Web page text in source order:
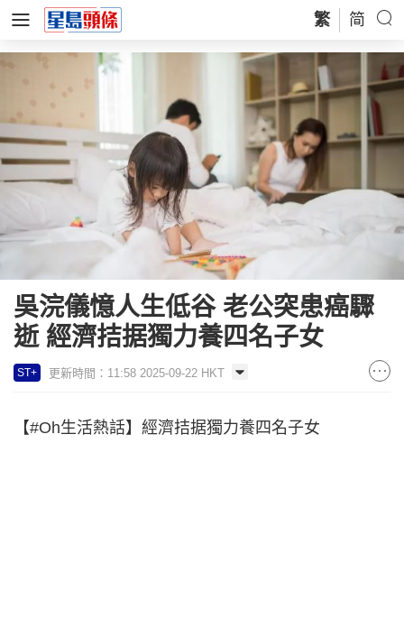
繁 简
吳浣儀憶人生低谷 老公突患癌驟
逝 經濟拮据獨力養四名子女
ST+ 更新時間：11:58 2025-09-22 HKT
【#Oh生活熱話】經濟拮据獨力養四名子女